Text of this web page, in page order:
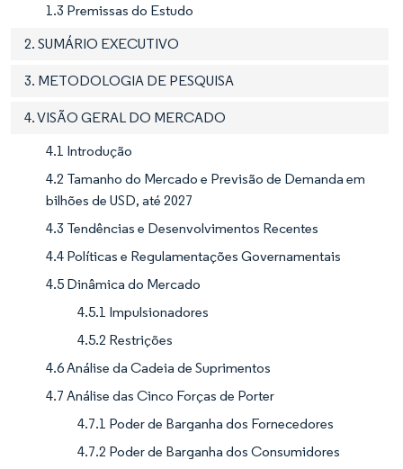
1.3 Premissas do Estudo
2. SUMÁRIO EXECUTIVO
3. METODOLOGIA DE PESQUISA
4. VISÃO GERAL DO MERCADO
4.1 Introdução
4.2 Tamanho do Mercado e Previsão de Demanda em
bilhões de USD, até 2027
4.3 Tendências e Desenvolvimentos Recentes
4.4 Políticas e Regulamentações Governamentais
4.5 Dinâmica do Mercado
4.5.1 Impulsionadores
4.5.2 Restrições
4.6 Análise da Cadeia de Suprimentos
4.7 Análise das Cinco Forças de Porter
4.7.1 Poder de Barganha dos Fornecedores
4.7.2 Poder de Barganha dos Consumidores